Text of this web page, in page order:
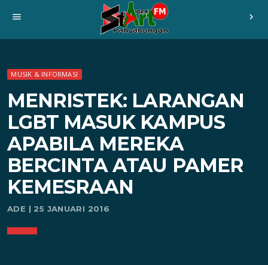
menu chevron_right
MUSIK & INFORMASI
MENRISTEK: LARANGAN
LGBT MASUK KAMPUS
APABILA MEREKA
BERCINTA ATAU PAMER
KEMESRAAN
ADE | 25 JANUARI 2016